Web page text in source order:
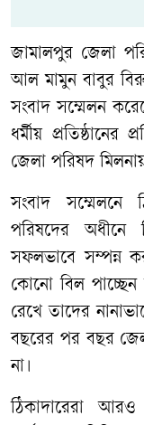
জামালপুর জেলা
আল মামুন বাবুর
সংবাদ সম্মেলন
ধর্মীয়
জেলা পরিষদ
সংবাদ সম্মেলনে
পরিষদের অধীনে
সফলভাবে সম্পন্ন
কোনো বিল পাচ্ছেন
রেখে তাদের
বছরের পর বছর
না।
ঠিকাদারেরা